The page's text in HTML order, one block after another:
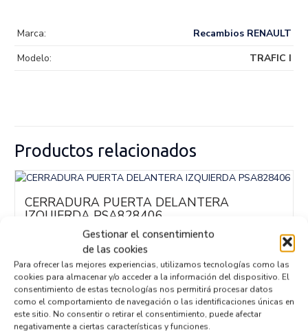
Gestionar el consentimiento
de las cookies
Para ofrecer las mejores experiencias, utilizamos tecnologías como las
cookies para almacenar y/o acceder a la información del dispositivo. El
consentimiento de estas tecnologías nos permitirá procesar datos
como el comportamiento de navegación o las identificaciones únicas en
este sitio. No consentir o retirar el consentimiento, puede afectar
negativamente a ciertas características y funciones.
Marca:
Recambios RENAULT
Modelo:
TRAFIC I
Productos relacionados
CERRADURA PUERTA DELANTERA
IZQUIERDA PSA828406
Recambios » OTROS...MODELOS
146830
Referencia OEM: PSA828406
42,95€ (IVA no incluído)